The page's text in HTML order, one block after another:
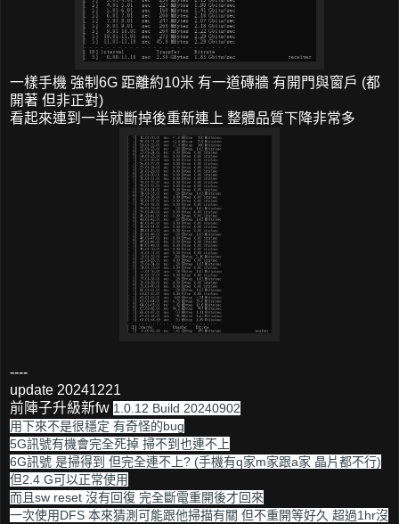
一樣手機 強制6G 距離約10米 有一道磚牆 有開門與窗戶 (都
開著 但非正對)
看起來連到一半就斷掉後重新連上 整體品質下降非常多
----
update 20241221
前陣子升級新fw 1.0.12 Build 20240902
用下來不是很穩定 有奇怪的bug
5G訊號有機會完全死掉 掃不到也連不上
6G訊號 是掃得到 但完全連不上? (手機有q家m家跟a家 晶片都不行)
但2.4 G可以正常使用
而且sw reset 沒有回復 完全斷電重開後才回來
一次使用DFS 本來猜測可能跟他掃描有關 但不重開等好久 超過1hr沒